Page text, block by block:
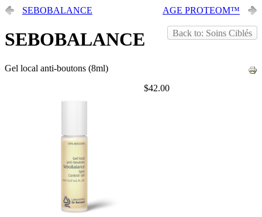
SEBOBALANCE AGE PROTEOM™
Back to: Soins Ciblés
SEBOBALANCE
Gel local anti-boutons (8ml)
$42.00